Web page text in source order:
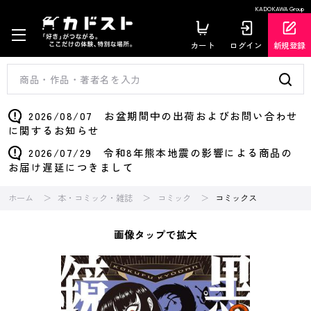
KADOKAWA Group
カート ログイン 新規登録
2026/08/07 お盆期間中の出荷およびお問い合わせ
に関するお知らせ
2026/07/29 令和8年熊本地震の影響による商品の
お届け遅延につきまして
ホーム 本・コミック・雑誌 コミック コミックス
画像タップで拡大